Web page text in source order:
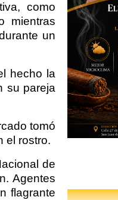
como
mientras
un
hecho la
su pareja
tomó
el rostro.
de
Agentes
flagrante